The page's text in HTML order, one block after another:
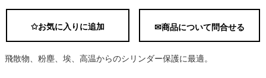
✩お気に入りに追加 ✉商品について問合せる
飛散物、粉塵、埃、高温からのシリンダー保護に最適。